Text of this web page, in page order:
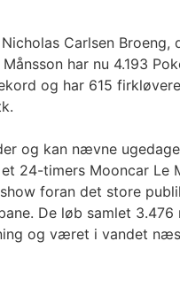
Carlsen Broeng,
har nu 4.193
og har 615
og kan nævne
24-timers Mooncar Le
foran det store
De løb samlet 3.476
og været i vandet